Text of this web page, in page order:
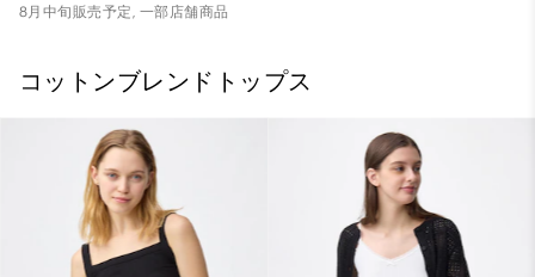
8月中旬販売予定, 一部店舗商品
コットンブレンドトップス